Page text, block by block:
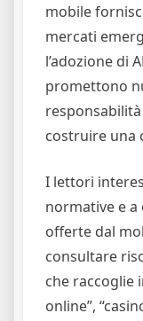
mobile
mercati
l’adozione di
promettono
costruire una
I lettori
normative e
offerte dal
consultare
che raccoglie
online”,